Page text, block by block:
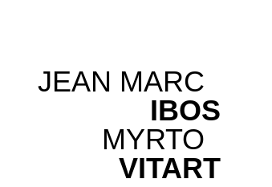
JEAN MARC
IBOS
MYRTO
VITART